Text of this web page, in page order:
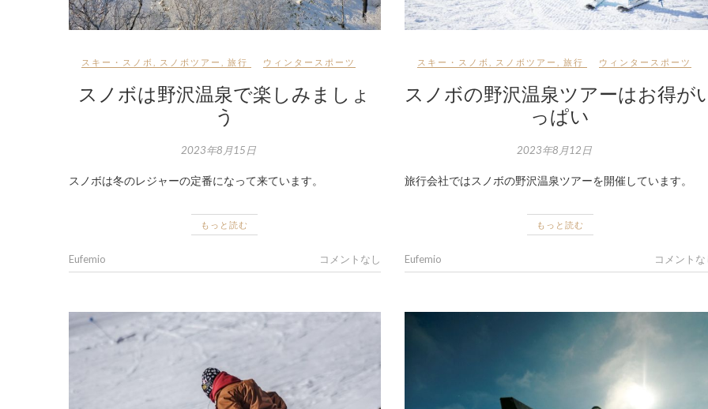
スキー・スノボ スノボツアー ,旅行 ウィンタースポーツ
スノボは野沢温泉で楽しみましょ
う
2023年8月15日
スノボは冬のレジャーの定番になって来ています。
もっと読む
Eufemio コメントなし
スキー・スノボ スノボツアー 旅行 ウィンタースポーツ
スノボの野沢温泉ツアーはお得が
っぱい
2023年8月12日
旅行会社ではスノボの野沢温泉ツアーを開催しています。
もっと読む
Eufemio コメントな